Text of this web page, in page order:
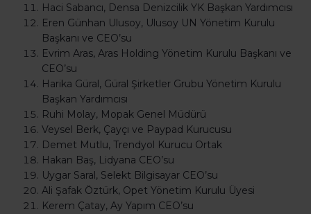
Haci Sabancı, Densa Denizcilik YK Başkan Yardımcısı
Eren Günhan Ulusoy, Ulusoy UN Yönetim Kurulu
Başkanı ve CEO’su
Evrim Aras, Aras Holding Yönetim Kurulu Başkanı ve
CEO’su
Harika Güral, Güral Şirketler Grubu Yönetim Kurulu
Başkan Yardımcısı
Ruhi Molay, Mopak Genel Müdürü
Veysel Berk, Çayçı ve Paypad Kurucusu
Demet Mutlu, Trendyol Kurucu Ortak
Hakan Baş, Lidyana CEO’su
Uygar Saral, Selekt Bilgisayar CEO’su
Ali Şafak Öztürk, Opet Yönetim Kurulu Üyesi
Kerem Çatay, Ay Yapım CEO’su